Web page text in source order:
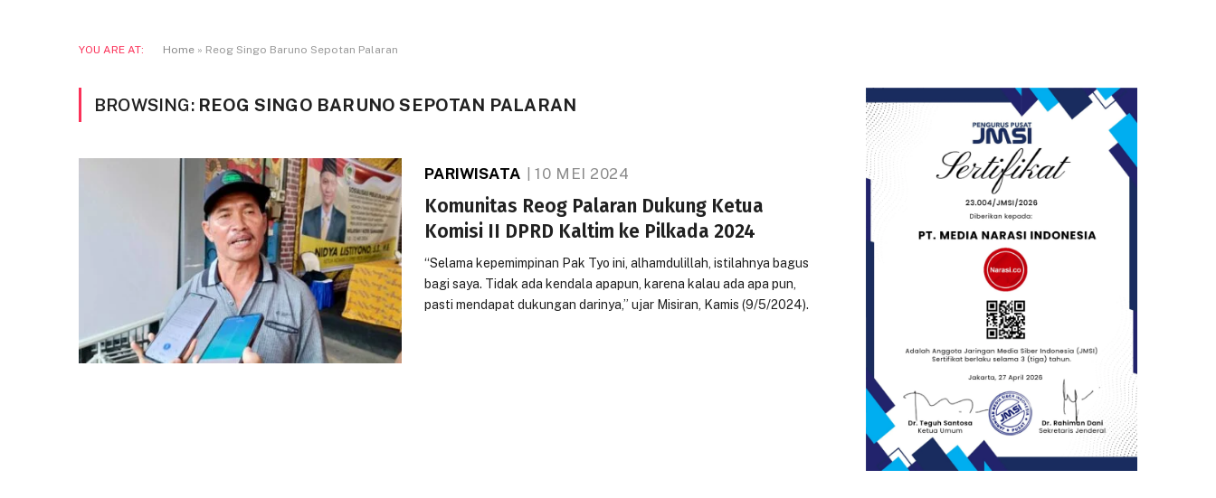
YOU ARE AT: Home » Reog Singo Baruno Sepotan Palaran
BROWSING: REOG SINGO BARUNO SEPOTAN PALARAN
PARIWISATA 10 MEI 2024
Komunitas Reog Palaran Dukung Ketua
Komisi II DPRD Kaltim ke Pilkada 2024
“Selama kepemimpinan Pak Tyo ini, alhamdulillah, istilahnya bagus
bagi saya. Tidak ada kendala apapun, karena kalau ada apa pun,
pasti mendapat dukungan darinya,” ujar Misiran, Kamis (9/5/2024).